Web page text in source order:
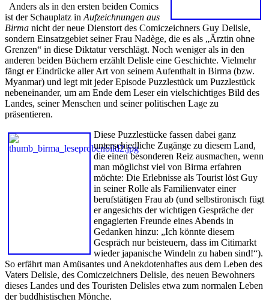
Anders als in den ersten beiden Comics
ist der Schauplatz in Aufzeichnungen aus
Birma nicht der neue Dienstort des Comiczeichners Guy Delisle,
sondern Einsatzgebiet seiner Frau Nadège, die es als „Ärztin ohne
Grenzen“ in diese Diktatur verschlägt. Noch weniger als in den
anderen beiden Büchern erzählt Delisle eine Geschichte. Vielmehr
fängt er Eindrücke aller Art von seinem Aufenthalt in Birma (bzw.
Myanmar) und legt mit jeder Episode Puzzlestück um Puzzlestück
nebeneinander, um am Ende dem Leser ein vielschichtiges Bild des
Landes, seiner Menschen und seiner politischen Lage zu
präsentieren.
Diese Puzzlestücke fassen dabei ganz
unterschiedliche Zugänge zu diesem Land,
die einen besonderen Reiz ausmachen, wenn
man möglichst viel von Birma erfahren
möchte: Die Erlebnisse als Tourist löst Guy
in seiner Rolle als Familienvater einer
berufstätigen Frau ab (und selbstironisch fügt
er angesichts der wichtigen Gespräche der
engagierten Freunde eines Abends in
Gedanken hinzu: „Ich könnte diesem
Gespräch nur beisteuern, dass im Citimarkt
wieder japanische Windeln zu haben sind!“).
So erfährt man Amüsantes und Anekdotenhaftes aus dem Leben des
Vaters Delisle, des Comiczeichners Delisle, des neuen Bewohners
dieses Landes und des Touristen Delisles etwa zum normalen Leben
der buddhistischen Mönche.